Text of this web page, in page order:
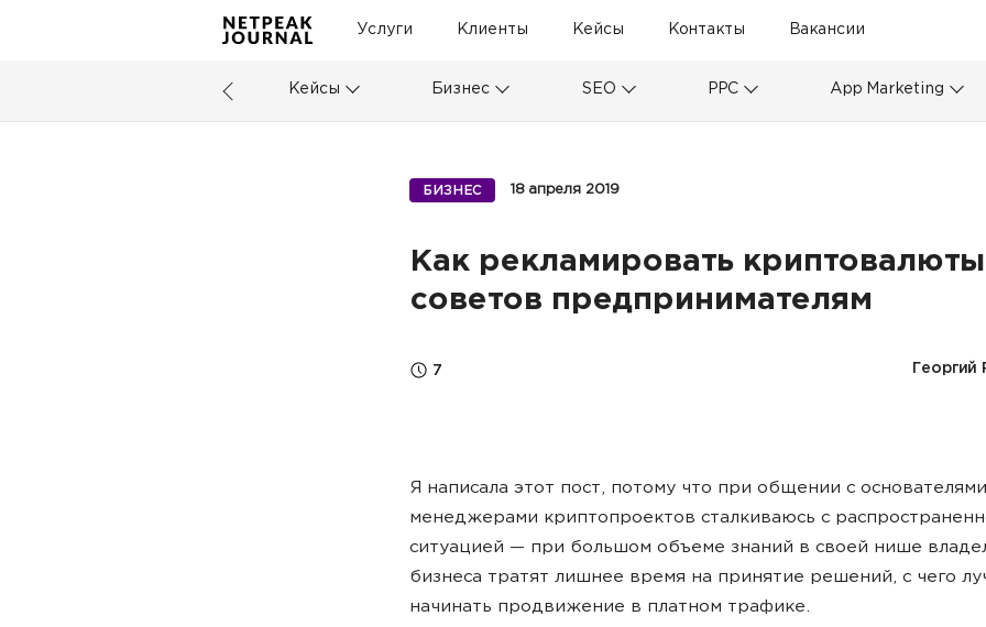
Услуги Клиенты Кейсы Контакты Вакансии
Кейсы Бизнес SEO PPC App Marketing
БИЗНЕС 18 апреля 2019
Как рекламировать
советов предпринимателям
7 Георгий
Я написала этот пост, потому что при общении с
менеджерами криптопроектов сталкиваюсь с
ситуацией — при большом объеме знаний в своей нише
бизнеса тратят лишнее время на принятие решений, с чего
начинать продвижение в платном трафике.